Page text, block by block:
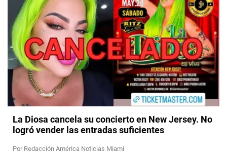
La Diosa cancela su concierto en New Jersey. No
logró vender las entradas suficientes
Por Redacción América Noticias Miami